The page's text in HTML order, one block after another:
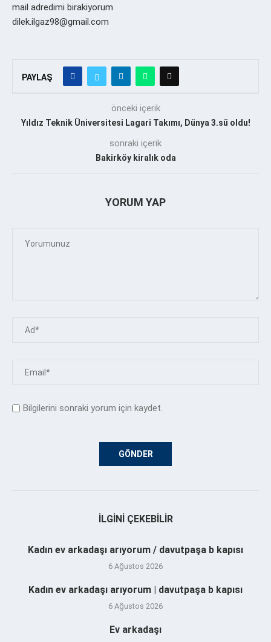
mail adredimi birakiyorum
dilek.ilgaz98@gmail.com
PAYLAŞ
önceki içerik
Yıldız Teknik Üniversitesi Lagari Takımı, Dünya 3.sü oldu!
sonraki içerik
Bakirköy kiralık oda
YORUM YAP
Bilgilerini sonraki yorum için kaydet.
İLGINI ÇEKEBILIR
Kadın ev arkadaşı arıyorum / davutpaşa b kapısı
6 Ağustos 2026
Kadın ev arkadaşı arıyorum | davutpaşa b kapısı
6 Ağustos 2026
Ev arkadaşı